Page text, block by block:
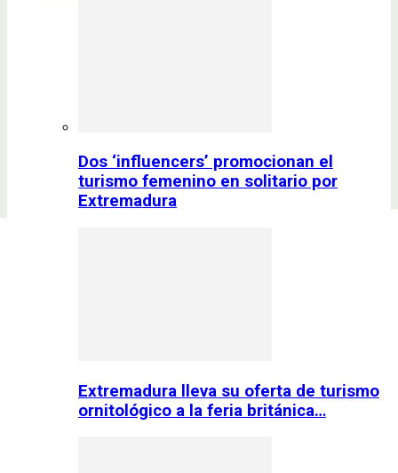
Dos ‘influencers’ promocionan el
turismo femenino en solitario por
Extremadura
Extremadura lleva su oferta de turismo
ornitológico a la feria británica…